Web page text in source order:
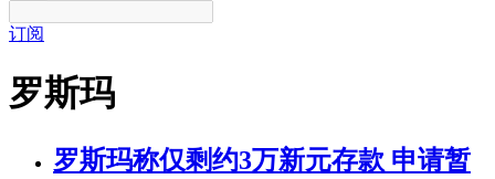
订阅
罗斯玛
罗斯玛称仅剩约3万新元存款 申请暂